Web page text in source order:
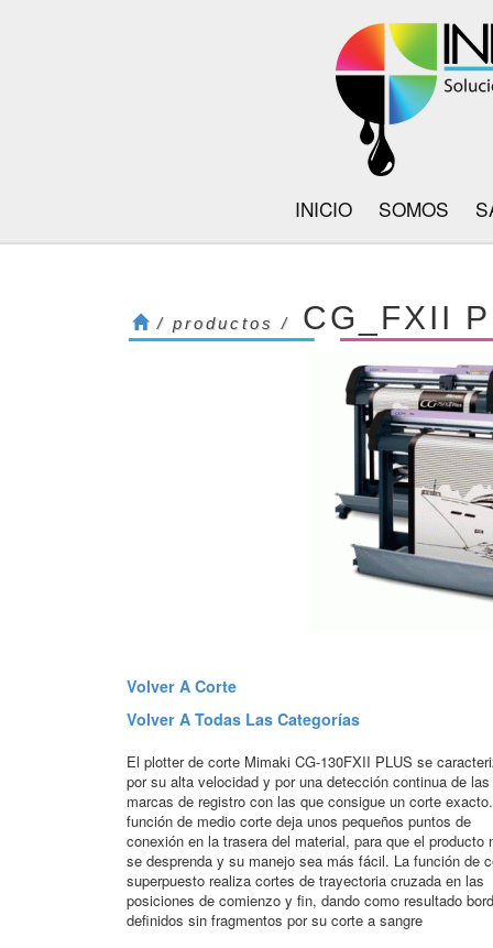
INICIO SOMOS
/ productos / CG_FXII
Volver A Corte
Volver A Todas Las Categorías
El plotter de corte Mimaki CG-130FXII PLUS se
por su alta velocidad y por una detección continua de las
marcas de registro con las que consigue un corte
función de medio corte deja unos pequeños puntos de
conexión en la trasera del material, para que el producto
se desprenda y su manejo sea más fácil. La función de
superpuesto realiza cortes de trayectoria cruzada en las
posiciones de comienzo y fin, dando como resultado
definidos sin fragmentos por su corte a sangre